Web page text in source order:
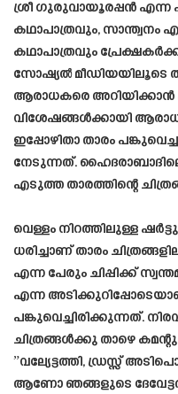
ശ്രീ ഗുരുവായൂരപ്പൻ എന്ന
കഥാപാത്രവും, സാന്ത്വനം
കഥാപാത്രവും
സോഷ്യൽ മീഡിയയിലൂടെ
ആരാധകരെ അറിയിക്കാൻ
വിശേഷങ്ങൾക്കായി
ഇപ്പോഴിതാ താരം
നേടുന്നത്.
എടുത്ത താരത്തിന്റെ
വെള്ളം നിറത്തിലുള്ള
ധരിച്ചാണ് താരം
എന്ന പേരും ചിപ്പിക്ക്
എന്ന
പങ്കുവെച്ചിരിക്കുന്നത്.
ചിത്രങ്ങൾക്കു താഴെ
”വല്യേട്ടത്തി, ഡ്രസ്സ്
ആണോ ഞങ്ങളുടെ